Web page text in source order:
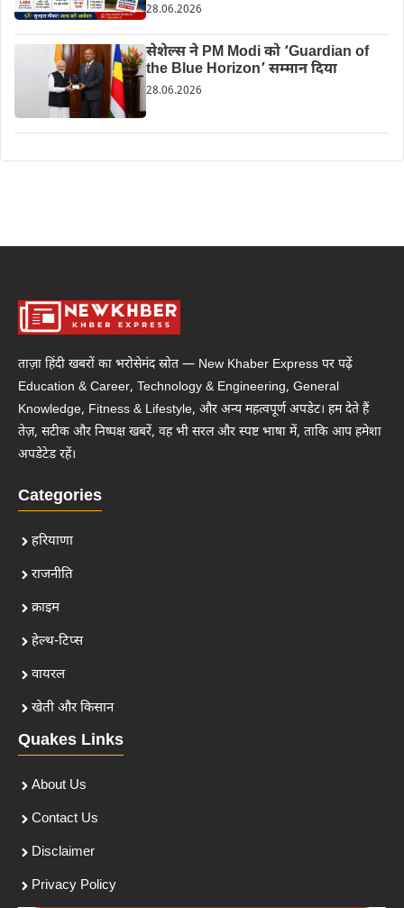
28.06.2026
सेशेल्स ने PM Modi को ‘Guardian of
the Blue Horizon’ सम्मान दिया
28.06.2026
ताज़ा हिंदी खबरों का भरोसेमंद स्रोत — New Khaber Express पर पढ़ें
Education & Career, Technology & Engineering, General
Knowledge, Fitness & Lifestyle, और अन्य महत्वपूर्ण अपडेट। हम देते हैं
तेज़, सटीक और निष्पक्ष खबरें, वह भी सरल और स्पष्ट भाषा में, ताकि आप हमेशा
अपडेटेड रहें।
Categories
हरियाणा
राजनीति
क्राइम
हेल्थ-टिप्स
वायरल
खेती और किसान
Quakes Links
About Us
Contact Us
Disclaimer
Privacy Policy